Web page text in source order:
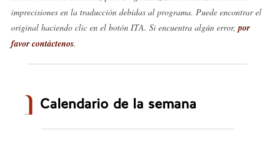
imprecisiones en la traducción debidas al programa. Puede encontrar el
original haciendo clic en el botón ITA. Si encuentra algún error, por
favor contáctenos.
Calendario de la semana